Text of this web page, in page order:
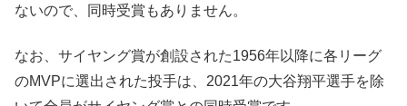
ないので、同時受賞もありません。
なお、サイヤング賞が創設された1956年以降に各リーグ
のMVPに選出された投手は、2021年の大谷翔平選手を除